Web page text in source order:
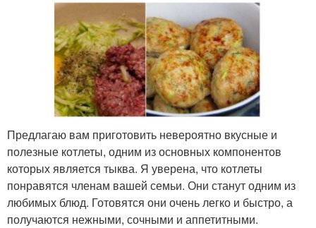
Предлагаю вам приготовить невероятно вкусные и
полезные котлеты, одним из основных компонентов
которых является тыква. Я уверена, что котлеты
понравятся членам вашей семьи. Они ​​станут одним из
любимых блюд. Готовятся они очень легко и быстро, а
получаются нежными, сочными и аппетитными.